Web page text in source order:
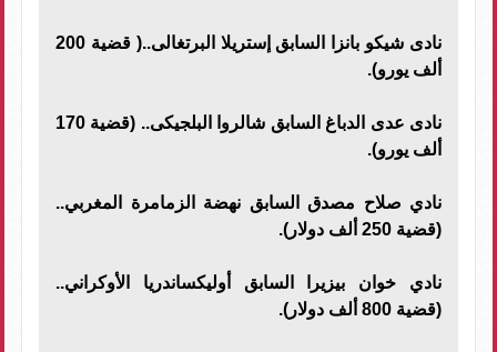
نادى شيكو بانزا السابق إستريلا البرتغالى..( قضية 200
ألف يورو).
نادى عدى الدباغ السابق شالروا البلجيكى.. (قضية 170
ألف يورو).
نادي صلاح مصدق السابق نهضة الزمامرة المغربي..
(قضية 250 ألف دولار).
نادي خوان بيزيرا السابق أوليكساندريا الأوكراني..
(قضية 800 ألف دولار).